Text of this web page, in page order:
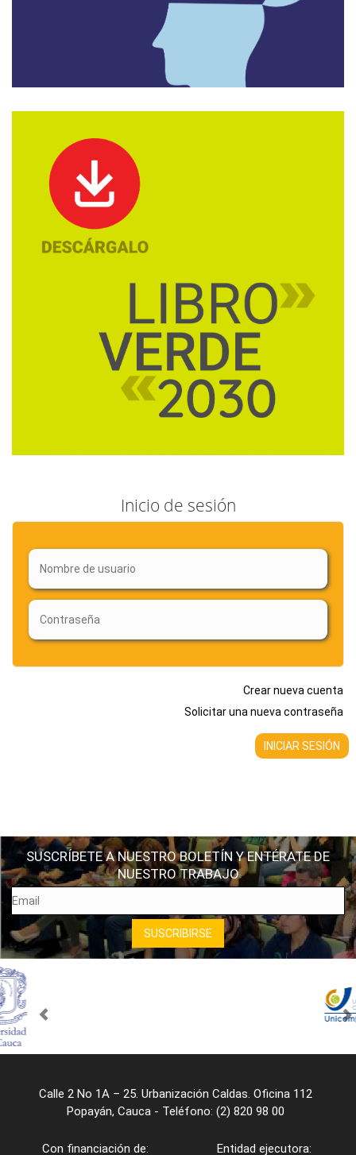
Inicio de sesión
Crear nueva cuenta
Solicitar una nueva contraseña
SUSCRÍBETE A NUESTRO BOLETÍN Y ENTÉRATE DE
NUESTRO TRABAJO
Calle 2 No 1A – 25. Urbanización Caldas. Oficina 112
Popayán, Cauca - Teléfono: (2) 820 98 00
Con financiación de: Entidad ejecutora: